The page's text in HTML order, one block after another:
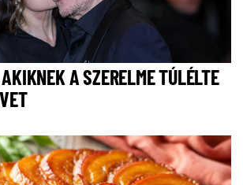
A SZERELME TÚLÉLTE